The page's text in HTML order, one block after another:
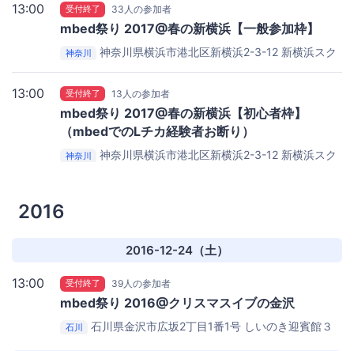
13:00 受付終了 33人の参加者
mbed祭り 2017@春の新横浜【一般参加枠】
神奈川
神奈川県横浜市港北区新横浜2-3-12 新横浜スク
13:00 受付終了 13人の参加者
mbed祭り 2017@春の新横浜【初心者枠】
（mbedでのLチカ経験者お断り）
神奈川
神奈川県横浜市港北区新横浜2-3-12 新横浜スク
2016
2016-12-24（土）
13:00 受付終了 39人の参加者
mbed祭り 2016@クリスマスイブの金沢
石川 石川県金沢市広坂2丁目1番1号 しいのき迎賓館３